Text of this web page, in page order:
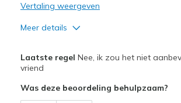
Vertaling weergeven
Meer details
Breathe Well
Minpunten
Laatste regel Nee, ik zou het niet
vriend
Was deze beoordeling behulpzaam?